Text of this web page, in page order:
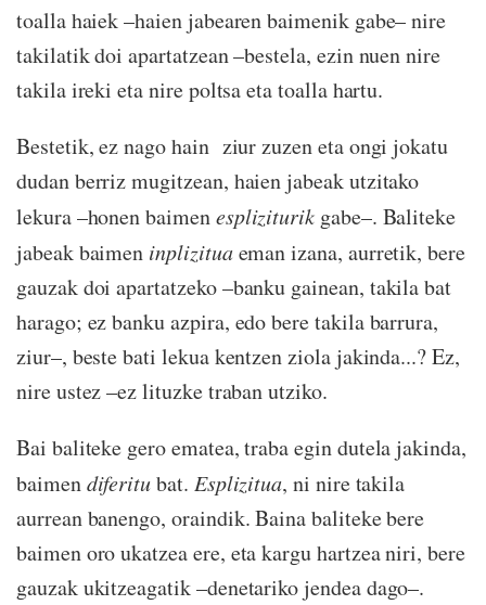
toalla haiek –haien jabearen baimenik gabe– nire
takilatik doi apartatzean –bestela, ezin nuen nire
takila ireki eta nire poltsa eta toalla hartu.
Bestetik, ez nago hain ziur zuzen eta ongi jokatu
dudan berriz mugitzean, haien jabeak utzitako
lekura –honen baimenespliziturik gabe–. Baliteke
jabeak baimen inplizituaeman izana, aurretik, bere
gauzak doi apartatzeko –banku gainean, takila bat
harago; ez banku azpira, edo bere takila barrura,
ziur–, beste bati lekua kentzen ziola jakinda...? Ez,
nire ustez –ez lituzke traban utziko.
Bai baliteke gero ematea, traba egin dutela jakinda,
baimen diferitubat. Esplizitua, ni nire takila
aurrean banengo, oraindik. Baina baliteke bere
baimen oro ukatzea ere, eta kargu hartzea niri, bere
gauzak ukitzeagatik –denetariko jendea dago–.